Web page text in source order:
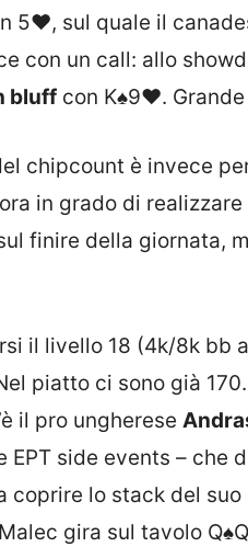
5♥, sul quale il
con un call: allo
bluff con K♠9♥.
chipcount è invece
in grado di
finire della giornata,
il livello 18 (4k/8k bb
piatto ci sono già
il pro ungherese
EPT side events – che
coprire lo stack del
gira sul tavolo Q♠